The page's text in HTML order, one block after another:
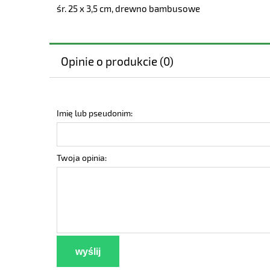
śr. 25 x 3,5 cm, drewno bambusowe
Opinie o produkcie (0)
Imię lub pseudonim:
Twoja opinia:
wyślij